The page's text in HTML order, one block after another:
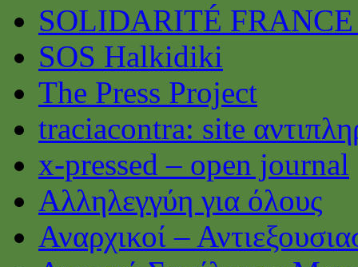
SOLIDARITÉ FRANCE
SOS Halkidiki
The Press Project
traciacontra: site
x-pressed – open journal
Αλληλεγγύη για όλους
Αναρχικοί –